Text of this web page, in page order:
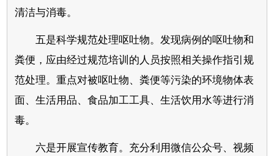
清洁与消毒。
五是科学规范处理呕吐物。发现病例的呕吐物和
粪便，应由经过规范培训的人员按照相关操作指引规
范处理。重点对被呕吐物、粪便等污染的环境物体表
面、生活用品、食品加工工具、生活饮用水等进行消
毒。
六是开展宣传教育。充分利用微信公众号、视频